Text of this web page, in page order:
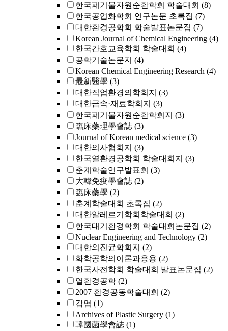
한국폐기물자원순환학회 학술대회 (8)
한국공업화학회 연구논문 초록집 (7)
대한환경공학회 학술발표논문집 (7)
Korean Journal of Chemical Engineering (4)
한국간호교육학회 학술대회 (4)
공학기술논문지 (4)
Korean Chemical Engineering Research (4)
最新醫學 (3)
대한직업환경의학회지 (3)
대한금속·재료학회지 (3)
한국폐기물자원순환학회지 (3)
臨床藥理學會誌 (3)
Journal of Korean medical science (3)
대한의사협회지 (3)
한국열환경공학회 학술대회지 (3)
춘계학술연구발표회 (3)
大韓免疫學會誌 (2)
臨床藥學 (2)
춘계학술대회 초록집 (2)
대한알레르기학회학술대회 (2)
한국대기환경학회 학술대회논문집 (2)
Nuclear Engineering and Technology (2)
대한의진균학회지 (2)
화학공학의이론과응용 (2)
한국사전학회 학술대회 발표논문집 (2)
열환경공학 (2)
2007 환경공동학술대회 (2)
감염 (1)
Archives of Plastic Surgery (1)
韓國菌學會誌 (1)